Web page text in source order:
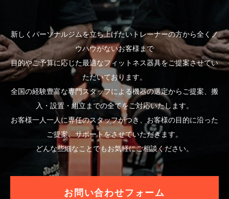
新しくパーソナルジムを立ち上げたいトレーナーの方から全くノ
ウハウがないお客様まで
目的やご予算に応じた最適なフィットネス器具をご提案させてい
ただいております。
全国の経験豊富な専門スタッフによる機器の選定からご提案、搬
入・設置・組立までの全てをご対応いたします。
お客様一人一人に専任のスタッフがつき、お客様の目的に沿った
ご提案、サポートをさせていただきます。
どんな些細なことでもお気軽にご相談ください。
お問い合わせフォーム